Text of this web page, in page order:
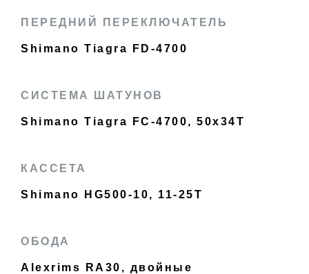
ПЕРЕДНИЙ ПЕРЕКЛЮЧАТЕЛЬ
Shimano Tiagra FD-4700
СИСТЕМА ШАТУНОВ
Shimano Tiagra FC-4700, 50x34T
КАССЕТА
Shimano HG500-10, 11-25T
ОБОДА
Alexrims RA30, двойные